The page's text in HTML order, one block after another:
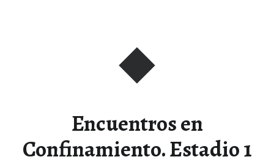
Encuentros en
Confinamiento. Estadio 1